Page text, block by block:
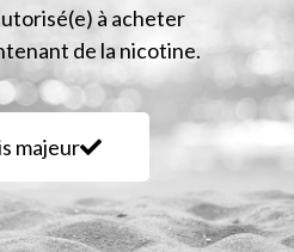
Ice développe la
originale avec
un
: pomme Fuji, fraise et
mélangent à merveille
Chef Mukk, installé dans
La dose de frais qui vient
relève les arômes et
à acheter
de la nicotine.
majeur